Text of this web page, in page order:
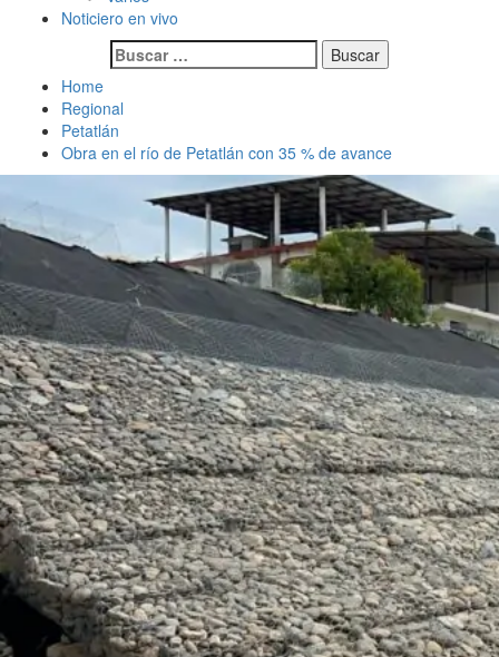
Noticiero en vivo
Buscar:
Home
Regional
Petatlán
Obra en el río de Petatlán con 35 % de avance